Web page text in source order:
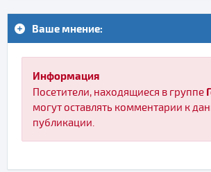
Ваше мнение:
Информация
Посетители, находящиеся в группе
могут оставлять комментарии к
публикации.